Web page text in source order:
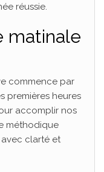
réussie.
matinale
commence par
premières heures
accomplir nos
méthodique
clarté et